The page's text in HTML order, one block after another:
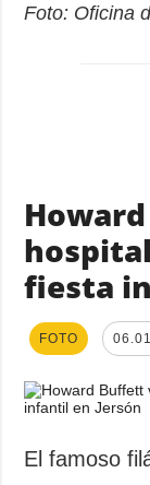
Foto: Oficina
fiesta
FOTO
El famoso